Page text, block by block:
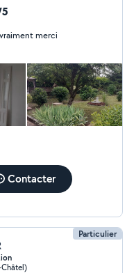
niveau placo et
papiers peints !
merci
Contacter
Particulier
Châtel)